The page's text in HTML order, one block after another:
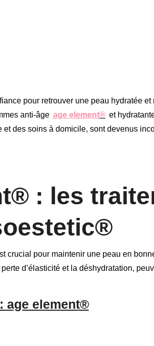
pour retrouver une peau hydratée
anti-âge age element® et
des soins à domicile, sont devenus
: les
crucial pour maintenir une peau en
d’élasticité et la déshydratation,
age element®